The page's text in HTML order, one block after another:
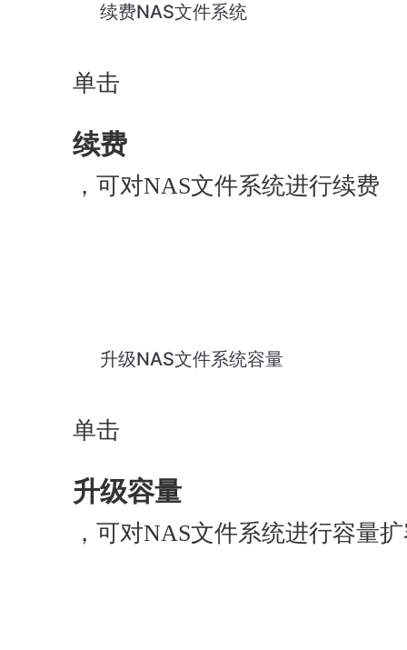
续费NAS文件系统
单击
续费
，可对NAS文件系统进行续费
升级NAS文件系统容量
单击
升级容量
，可对NAS文件系统进行容量